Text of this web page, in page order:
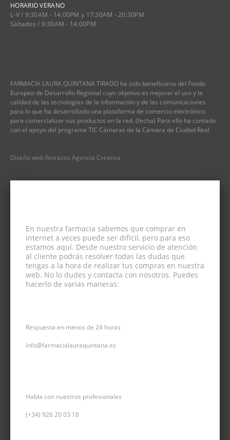
HORARIO VERANO
L-V / 9:30AM - 14:00PM y 17:30AM - 20:30PM
Sábados / 9:30AM - 14:00PM
FARMACIA LAURA QUINTANA TIRADO ha sido beneficiaria del Fondo
Europeo de Desarrollo Regional cuyo objetivo es mejorar el uso y la
calidad de las tecnologías de la información y de las comunicaciones
para lo que ha desarrollado una plataforma de comercio electrónico
para comercializar sus productos en la red. (fecha) Para ello ha contado
con el apoyo del programa TIC Cámaras de la Cámara de Ciudad Real
Diseño web Retrazos Agencia Creativa
En nuestra farmacia sabemos que comprar en
internet a veces puede ser difícil, pero para eso
estamos aquí. Desde nuestro servicio de atención
al cliente podrás resolver todas las dudas que
tengas a la hora de realizar tus compras en nuestra
web. No lo dudes y contacta con nosotros. Puedes
hacerlo de varias maneras:
Respuesta en menos de 24 horas
info@farmacialauraquintana.es
Habla con nuestros profesionales
(+34) 926 20 03 18